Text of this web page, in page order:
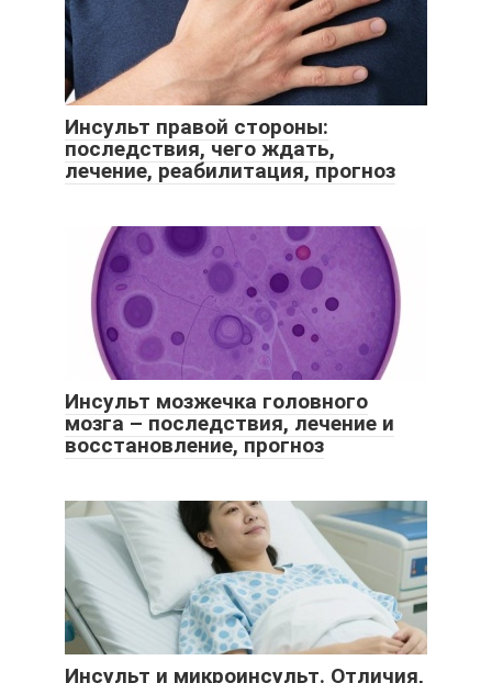
Инсульт правой стороны:
последствия, чего ждать,
лечение, реабилитация, прогноз
Инсульт мозжечка головного
мозга – последствия, лечение и
восстановление, прогноз
Инсульт и микроинсульт. Отличия,